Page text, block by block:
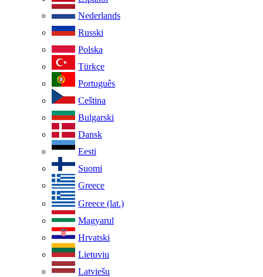
Nederlands
Russki
Polska
Türkçe
Português
Ceština
Bulgarski
Dansk
Eesti
Suomi
Greece
Greece (lat.)
Magyarul
Hrvatski
Lietuviu
Latviešu